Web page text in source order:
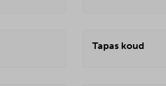
Tapas koud